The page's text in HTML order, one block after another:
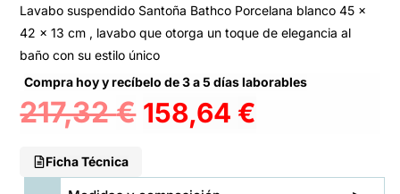
Lavabo suspendido Santoña Bathco Porcelana blanco 45 x
42 x 13 cm , lavabo que otorga un toque de elegancia al
baño con su estilo único
Compra hoy y recíbelo de 3 a 5 días laborables
217,32€ 158,64 €
Ficha Técnica